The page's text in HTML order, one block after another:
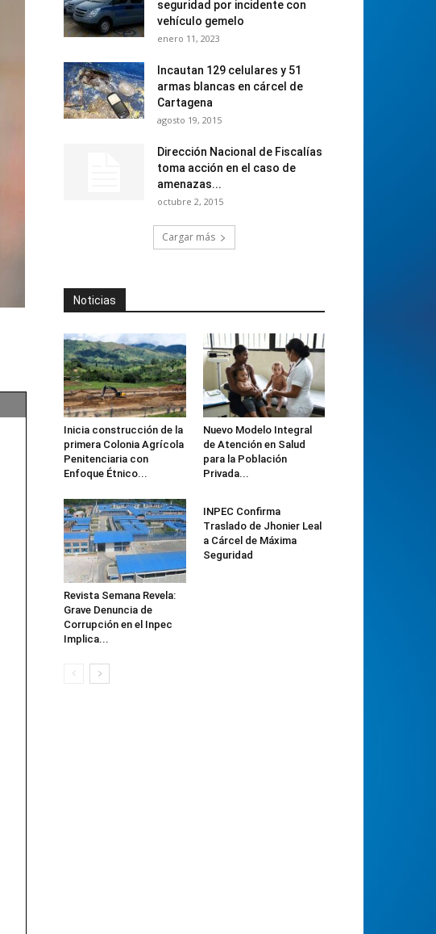
seguridad por incidente con
vehículo gemelo
enero 11, 2023
Incautan 129 celulares y 51
armas blancas en cárcel de
Cartagena
agosto 19, 2015
Dirección Nacional de Fiscalías
toma acción en el caso de
amenazas...
octubre 2, 2015
Cargar más
Noticias
Inicia construcción de la
primera Colonia Agrícola
Penitenciaria con
Enfoque Étnico...
Nuevo Modelo Integral
de Atención en Salud
para la Población
Privada...
Revista Semana Revela:
Grave Denuncia de
Corrupción en el Inpec
Implica...
INPEC Confirma
Traslado de Jhonier Leal
a Cárcel de Máxima
Seguridad